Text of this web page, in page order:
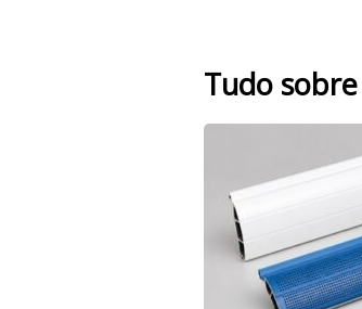
Tudo